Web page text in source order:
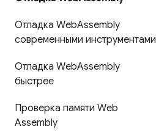
Отладка WebAssembly
современными инструментами
Отладка WebAssembly
быстрее
Проверка памяти Web
Assembly